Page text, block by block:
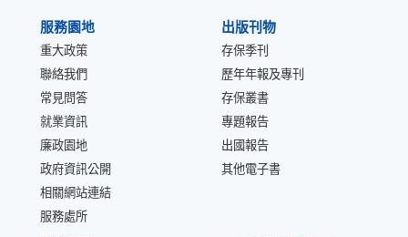
服務園地
重大政策
聯絡我們
常見問答
就業資訊
廉政園地
政府資訊公開
相關網站連結
服務處所
出版刊物
存保季刊
歷年年報及專刊
存保叢書
專題報告
出國報告
其他電子書